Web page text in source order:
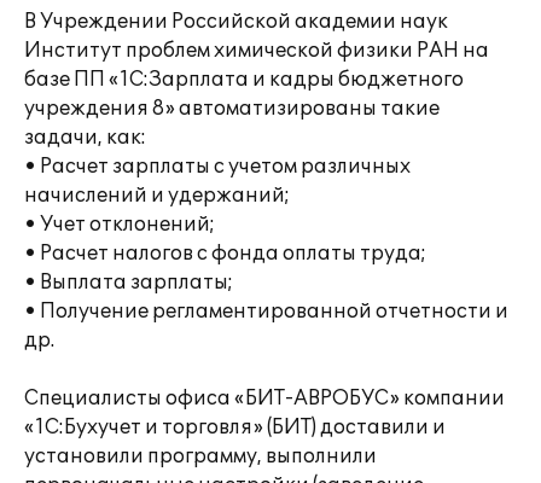
В Учреждении Российской академии наук
Институт проблем химической физики РАН на
базе ПП «1С:Зарплата и кадры бюджетного
учреждения 8» автоматизированы такие
задачи, как:
• Расчет зарплаты с учетом различных
начислений и удержаний;
• Учет отклонений;
• Расчет налогов с фонда оплаты труда;
• Выплата зарплаты;
• Получение регламентированной отчетности и
др.
Специалисты офиса «БИТ-АВРОБУС» компании
«1С:Бухучет и торговля» (БИТ) доставили и
установили программу, выполнили